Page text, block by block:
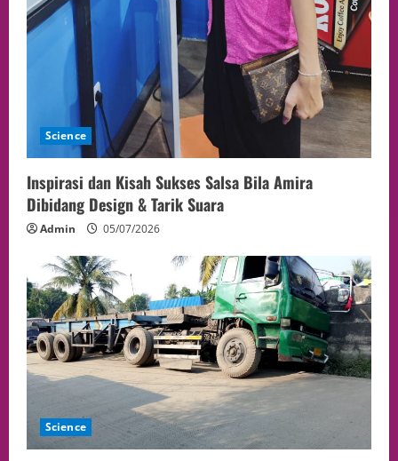
Science
Inspirasi dan Kisah Sukses Salsa Bila Amira
Dibidang Design & Tarik Suara
Admin 05/07/2026
Science